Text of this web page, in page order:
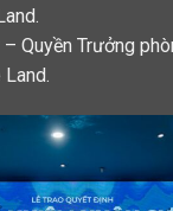
Quyền Trưởng
Land.